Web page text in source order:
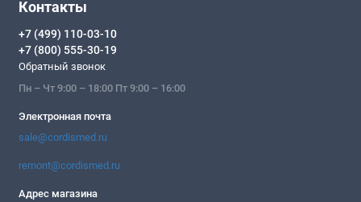
Контакты
+7 (499) 110-03-10
+7 (800) 555-30-19
Обратный звонок
Пн – Чт 9:00 – 18:00 Пт 9:00 – 16:00
Электронная почта
sale@cordismed.ru
remont@cordismed.ru
Адрес магазина